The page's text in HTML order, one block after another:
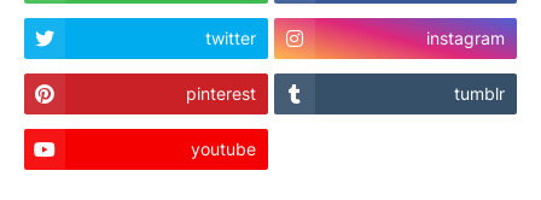
twitter instagram
pinterest tumblr
youtube